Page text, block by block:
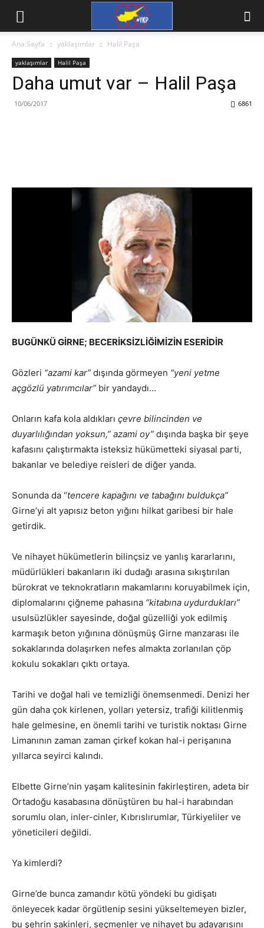
Ana Sayfa yaklaşımlar Halil Paşa
yaklaşımlar Halil Paşa
Daha umut var – Halil Paşa
10/06/2017 6861
BUGÜNKÜ GİRNE; BECERİKSİZLİĞİMİZİN ESERİDİR
Gözleri “azami kar” dışında görmeyen “yeni yetme
açgözlü yatırımcılar” bir yandaydı…
Onların kafa kola aldıkları çevre bilincinden ve
duyarlılığından yoksun,” azami oy” dışında başka bir şeye
kafasını çalıştırmakta isteksiz hükümetteki siyasal parti,
bakanlar ve belediye reisleri de diğer yanda.
Sonunda da “tencere kapağını ve tabağını buldukça”
Girne’yi alt yapısız beton yığını hilkat garibesi bir hale
getirdik.
Ve nihayet hükümetlerin bilinçsiz ve yanlış kararlarını,
müdürlükleri bakanların iki dudağı arasına sıkıştırılan
bürokrat ve teknokratların makamlarını koruyabilmek için,
diplomalarını çiğneme pahasına “kitabına uydurdukları”
usulsüzlükler sayesinde, doğal güzelliği yok edilmiş
karmaşık beton yığınına dönüşmüş Girne manzarası ile
sokaklarında dolaşırken nefes almakta zorlanılan çöp
kokulu sokakları çıktı ortaya.
Tarihi ve doğal hali ve temizliği önemsenmedi. Denizi her
gün daha çok kirlenen, yolları yetersiz, trafiği kilitlenmiş
hale gelmesine, en önemli tarihi ve turistik noktası Girne
Limanının zaman zaman çirkef kokan hal-i perişanına
yıllarca seyirci kalındı.
Elbette Girne’nin yaşam kalitesinin fakirleştiren, adeta bir
Ortadoğu kasabasına dönüştüren bu hal-i harabından
sorumlu olan, inler-cinler, Kıbrıslırumlar, Türkiyeliler ve
yöneticileri değildi.
Ya kimlerdi?
Girne’de bunca zamandır kötü yöndeki bu gidişatı
önleyecek kadar örgütlenip sesini yükseltemeyen bizler,
bu şehrin sakinleri, seçmenler ve nihayet bu adayarısını